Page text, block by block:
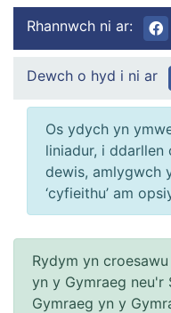
Rhannwch ni ar:
Dewch o hyd i ni ar
Os ydych yn
liniadur, i ddarllen
dewis, amlygwch
‘cyfieithu’ am
Rydym yn
yn y Gymraeg neu'r
Gymraeg yn y